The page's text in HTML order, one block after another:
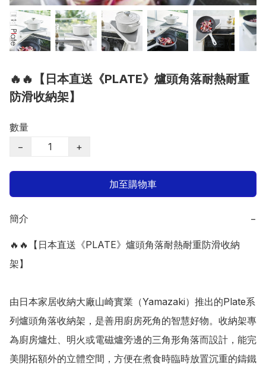
🔥🔥【日本直送《PLATE》爐頭角落耐熱耐重
防滑收納架】
數量
−
+
加至購物車
簡介 −
🔥🔥【日本直送《PLATE》爐頭角落耐熱耐重防滑收納
架】
由日本家居收納大廠山崎實業（Yamazaki）推出的Plate系
列爐頭角落收納架，是善用廚房死角的智慧好物。收納架專
為廚房爐灶、明火或電磁爐旁邊的三角形角落而設計，能完
美開拓額外的立體空間，方便在煮食時臨時放置沉重的鑄鐵